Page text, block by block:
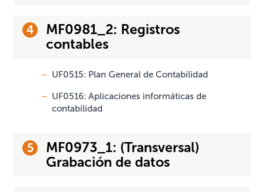
MF0981_2: Registros
contables
UF0515: Plan General de Contabilidad
UF0516: Aplicaciones informáticas de
contabilidad
MF0973_1: (Transversal)
Grabación de datos